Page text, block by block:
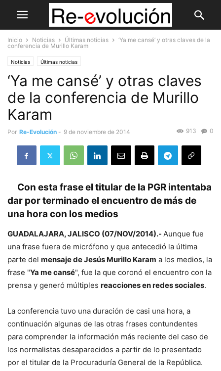
Inicio Noticias Últimas noticias
‘Ya me cansé’ y otras claves de la
conferencia de Murillo Karam
Noticias Últimas noticias
‘Ya me cansé’ y otras claves
de la conferencia de Murillo
Karam
Por Re-Evolución - 9 de noviembre de 2014 0
913
Con esta frase el titular de la PGR intentaba
dar por terminado el encuentro de más de
una hora con los medios
GUADALAJARA, JALISCO (07/NOV/2014).- Aunque fue
una frase fuera de micrófono y que antecedió la última
parte del mensaje de Jesús Murillo Karam a los medios, la
frase "Ya me cansé", fue la que coronó el encuentro con la
prensa y generó múltiples reacciones en redes sociales.
La conferencia tuvo una duración de casi una hora, a
continuación algunas de las otras frases contundentes
para comprender la información más reciente del caso de
los normalistas desaparecidos a partir de lo presentado
por el titular de la Procuraduría General de la República.